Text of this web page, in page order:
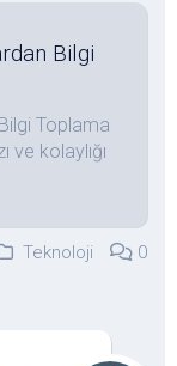
Bilgi
Toplama
ve kolaylığı
Teknoloji
0